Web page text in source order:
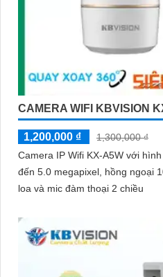
CAMERA WIFI KBVISION
1,200,000 ₫
1,300,000 ₫
Camera IP Wifi KX-A5W với
đến 5.0 megapixel, hồng ngoại
loa và mic đàm thoại 2 chiều